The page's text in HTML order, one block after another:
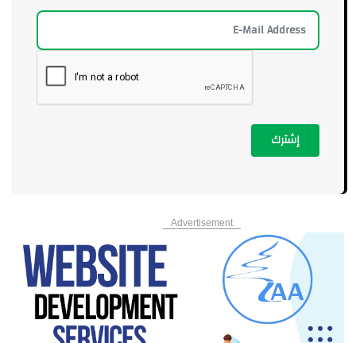
إشترك
Advertisement